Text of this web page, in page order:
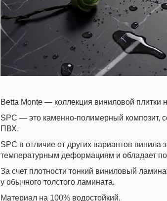
Betta Monte — коллекция виниловой плитки
SPC — это каменно-полимерный композит,
ПВХ.
SPC в отличие от других вариантов
температурным деформациям и обладает
За счет плотности тонкий виниловый
у обычного толстого ламината.
Материал на 100% водостойкий.